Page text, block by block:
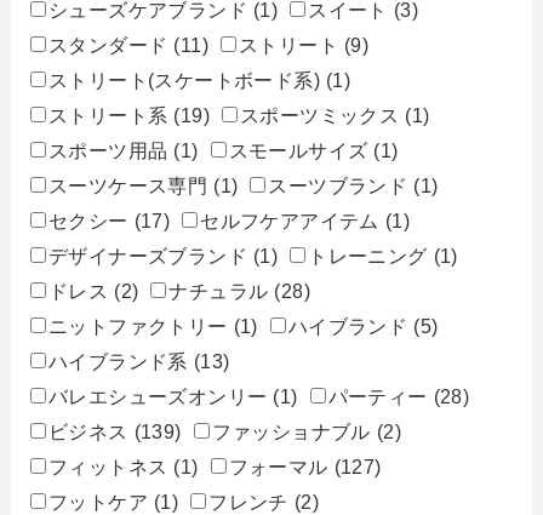
シューズケアブランド (1) スイート
(3)
スタンダード (11) ストリート (9)
ストリート(スケートボード系) (1)
ストリート系 (19) スポーツミックス (1)
スポーツ用品 (1) スモールサイズ (1)
スーツケース専門 (1) スーツブランド (1)
セクシー (17) セルフケアアイテム (1)
デザイナーズブランド (1) トレーニング (1)
ドレス (2) ナチュラル (28)
ニットファクトリー (1) ハイブランド (5)
ハイブランド系 (13)
バレエシューズオンリー (1) パーティー (28)
ビジネス (139) ファッショナブル (2)
フィットネス (1) フォーマル (127)
フットケア (1) フレンチ (2)